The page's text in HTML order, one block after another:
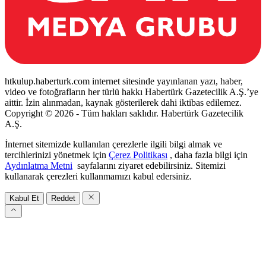
htkulup.haberturk.com internet sitesinde yayınlanan yazı, haber,
video ve fotoğrafların her türlü hakkı Habertürk Gazetecilik A.Ş.’ye
aittir. İzin alınmadan, kaynak gösterilerek dahi iktibas edilemez.
Copyright © 2026 - Tüm hakları saklıdır. Habertürk Gazetecilik
A.Ş.
İnternet sitemizde kullanılan çerezlerle ilgili bilgi almak ve
tercihlerinizi yönetmek için Çerez Politikası , daha fazla bilgi için
Aydınlatma Metni sayfalarını ziyaret edebilirsiniz. Sitemizi
kullanarak çerezleri kullanmamızı kabul edersiniz.
Kabul Et Reddet